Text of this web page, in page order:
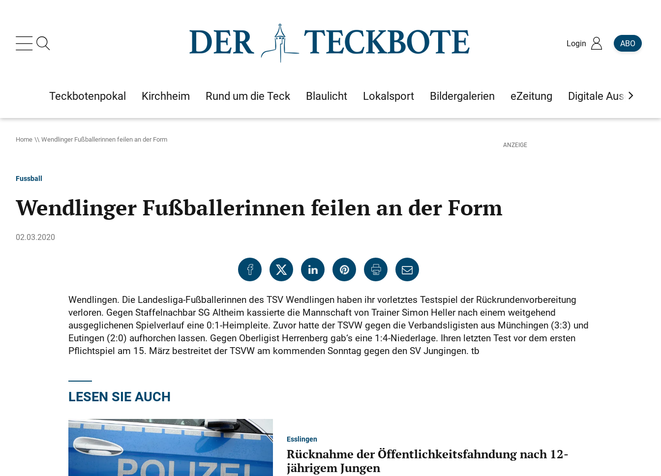
Login ABO
Teckbotenpokal Kirchheim Rund um die Teck Blaulicht Lokalsport Bildergalerien eZeitung Digitale Ausgaben
Home Wendlinger Fußballerinnen feilen an der Form
Fussball
Wendlinger Fußballerinnen feilen an der Form
02.03.2020
Wendlingen. Die Landesliga-Fußballerinnen des TSV Wendlingen haben ihr vorletztes Testspiel der Rückrundenvorbereitung
verloren. Gegen Staffelnachbar SG Altheim kassierte die Mannschaft von Trainer Simon Heller nach einem weitgehend
ausgeglichenen Spielverlauf eine 0:1-Heimpleite. Zuvor hatte der TSVW gegen die Verbandsligisten aus Münchingen (3:3) und
Eutingen (2:0) aufhorchen lassen. Gegen Oberligist Herrenberg gab‘s eine 1:4-Niederlage. Ihren letzten Test vor dem ersten
Pflichtspiel am 15. März bestreitet der TSVW am kommenden Sonntag gegen den SV Jungingen. tb
LESEN SIE AUCH
Esslingen
Rücknahme der Öffentlichkeitsfahndung nach 12-
jährigem Jungen